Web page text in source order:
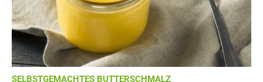
SELBSTGEMACHTES BUTTERSCHMALZ